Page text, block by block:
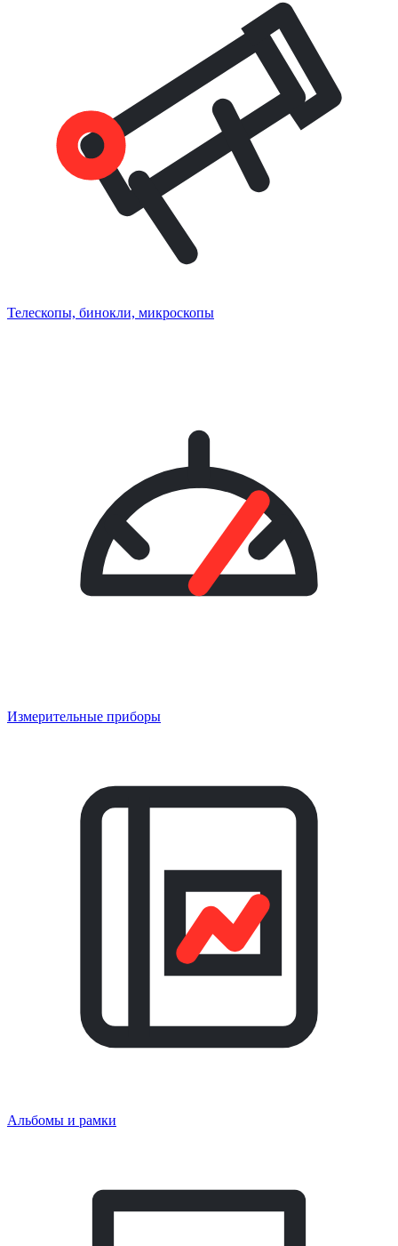
Телескопы, бинокли, микроскопы
Измерительные приборы
Альбомы и рамки